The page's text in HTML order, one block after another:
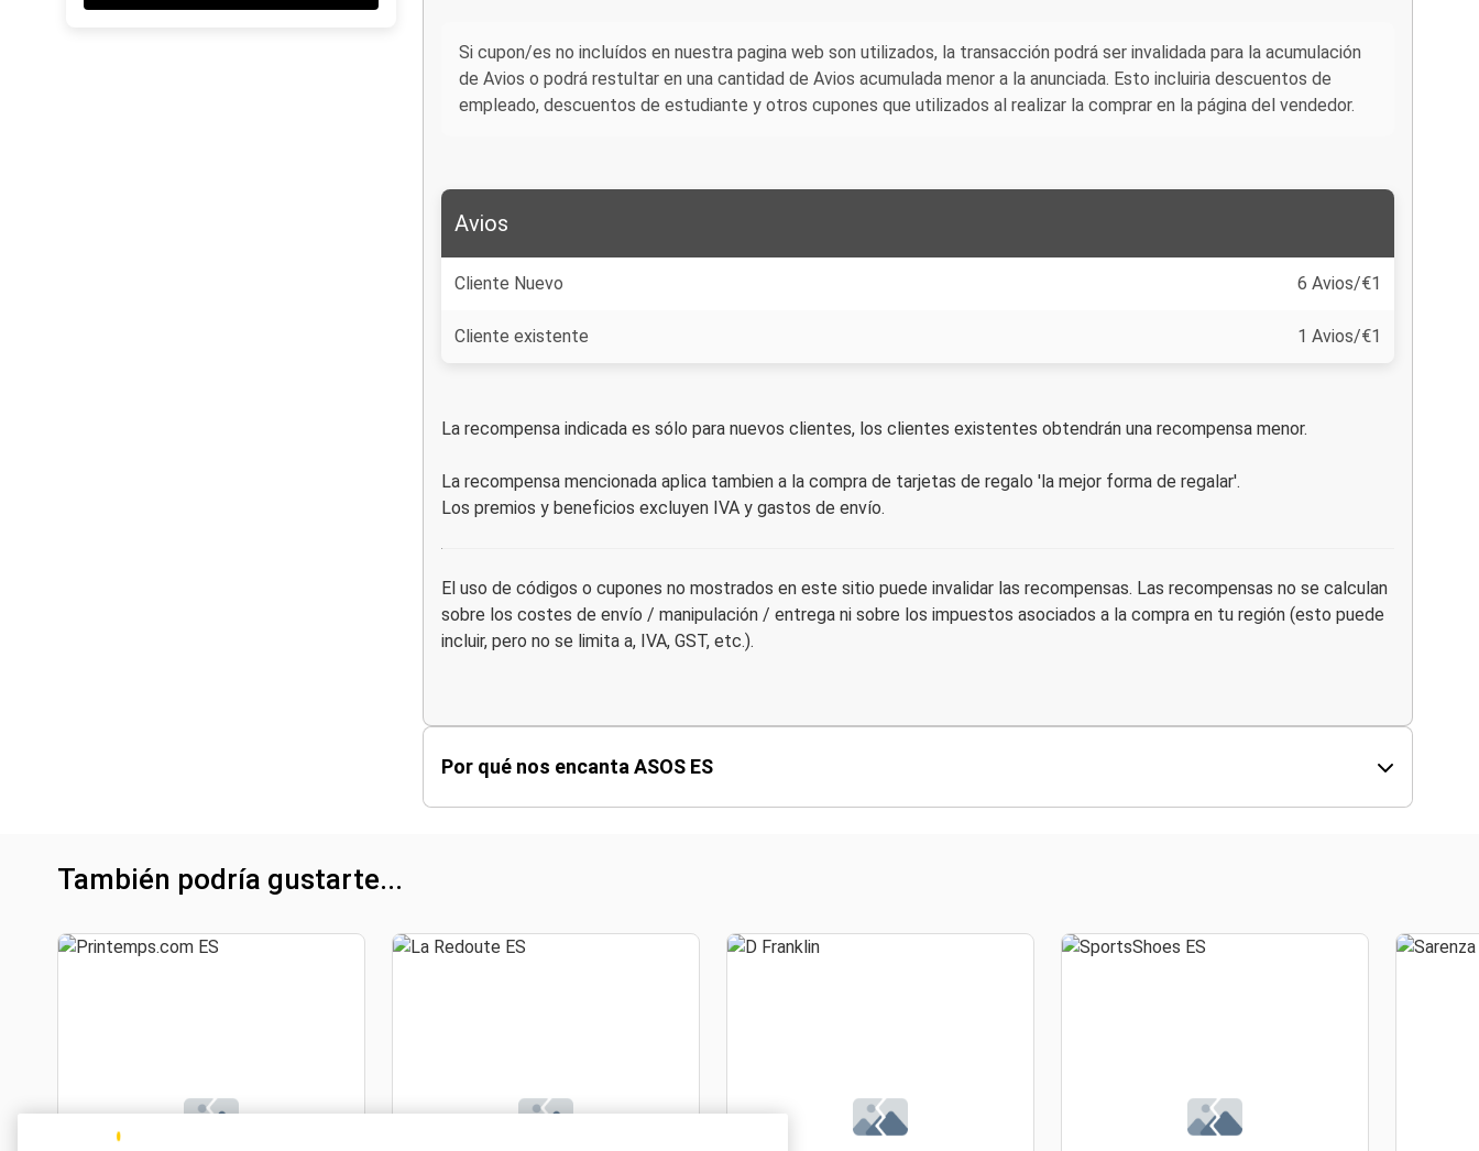
Si cupon/es no incluídos en nuestra pagina web son utilizados, la transacción podrá ser invalidada para la acumulación
de Avios o podrá restultar en una cantidad de Avios acumulada menor a la anunciada. Esto incluiria descuentos de
empleado, descuentos de estudiante y otros cupones que utilizados al realizar la comprar en la página del vendedor.
Avios
Cliente Nuevo 6 Avios/€1
Cliente existente 1 Avios/€1
La recompensa indicada es sólo para nuevos clientes, los clientes existentes obtendrán una recompensa menor.
La recompensa mencionada aplica tambien a la compra de tarjetas de regalo 'la mejor forma de regalar'.
Los premios y beneficios excluyen IVA y gastos de envío.
El uso de códigos o cupones no mostrados en este sitio puede invalidar las recompensas. Las recompensas no se calculan
sobre los costes de envío / manipulación / entrega ni sobre los impuestos asociados a la compra en tu región (esto puede
incluir, pero no se limita a, IVA, GST, etc.).
Por qué nos encanta ASOS ES
También podría gustarte...